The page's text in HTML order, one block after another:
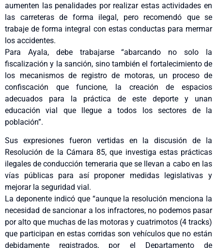
aumenten las penalidades por realizar estas actividades en
las carreteras de forma ilegal, pero recomendó que se
trabaje de forma integral con estas conductas para mermar
los accidentes.
Para Ayala, debe trabajarse “abarcando no solo la
fiscalización y la sanción, sino también el fortalecimiento de
los mecanismos de registro de motoras, un proceso de
confiscación que funcione, la creación de espacios
adecuados para la práctica de este deporte y unan
educación vial que llegue a todos los sectores de la
población”.
Sus expresiones fueron vertidas en la discusión de la
Resolución de la Cámara 85, que investiga estas prácticas
ilegales de conducción temeraria que se llevan a cabo en las
vías públicas para así proponer medidas legislativas y
mejorar la seguridad vial.
La deponente indicó que “aunque la resolución menciona la
necesidad de sancionar a los infractores, no podemos pasar
por alto que muchas de las motoras y cuatrimotos (4 tracks)
que participan en estas corridas son vehículos que no están
debidamente registrados, por el Departamento de